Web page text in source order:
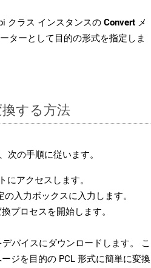
クラス インスタンスの Convert メ
ターとして目的の形式を指定しま
する方法
次の手順に従います。
にアクセスします。
入力ボックスに入力します。
プロセスを開始します。
バイスにダウンロードします。 こ
ジを目的の PCL 形式に簡単に変換